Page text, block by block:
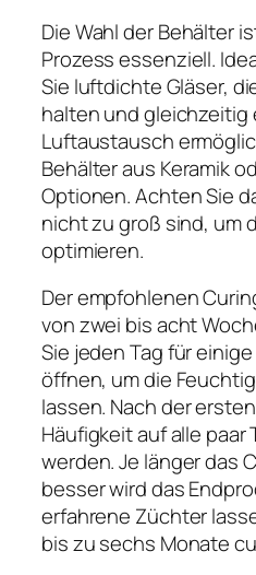
Die Wahl der Behälter
Prozess essenziell.
Sie luftdichte Gläser,
halten und
Luftaustausch
Behälter aus Keramik
Optionen. Achten Sie
nicht zu groß sind, um
optimieren.
Der empfohlenen
von zwei bis acht
Sie jeden Tag für
öffnen, um die
lassen. Nach der
Häufigkeit auf alle paar
werden. Je länger das
besser wird das
erfahrene Züchter
bis zu sechs Monate